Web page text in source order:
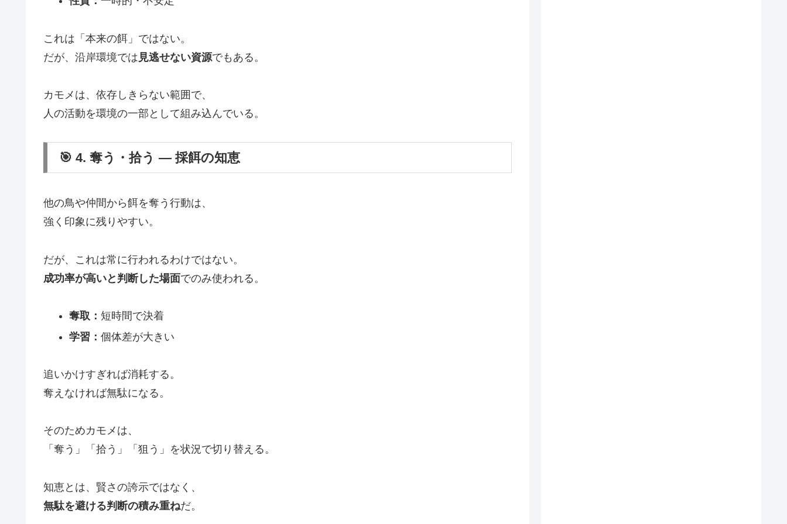
これは「本来の餌」ではない。
だが、沿岸環境では 見逃せない資源でもある。
カモメは、依存しきらない範囲で、
人の活動を環境の一部として組み込んでいる。
🎯 4. 奪う・拾う ― 採餌の知恵
他の鳥や仲間から餌を奪う行動は、
強く印象に残りやすい。
だが、これは常に行われるわけではない。
成功率が高いと判断した場面でのみ使われる。
奪取： 短時間で決着
学習： 個体差が大きい
追いかけすぎれば消耗する。
奪えなければ無駄になる。
そのためカモメは、
「奪う」「拾う」「狙う」を状況で切り替える。
知恵とは、賢さの誇示ではなく、
無駄を避ける判断の積み重ねだ。